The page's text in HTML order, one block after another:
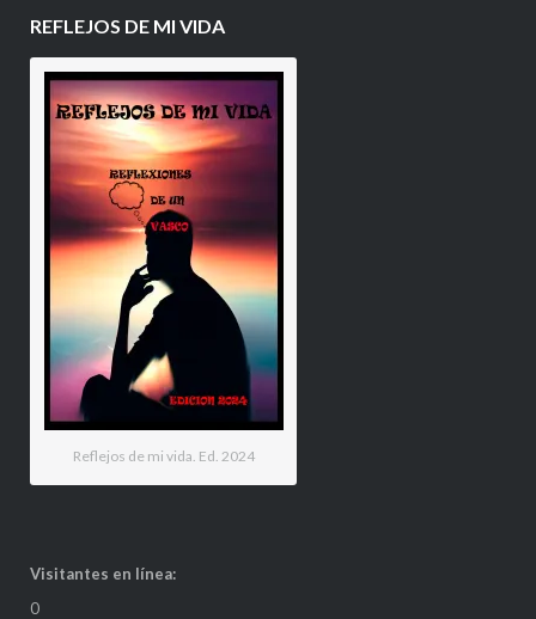
REFLEJOS DE MI VIDA
Reflejos de mi vida. Ed. 2024
Visitantes en línea:
0